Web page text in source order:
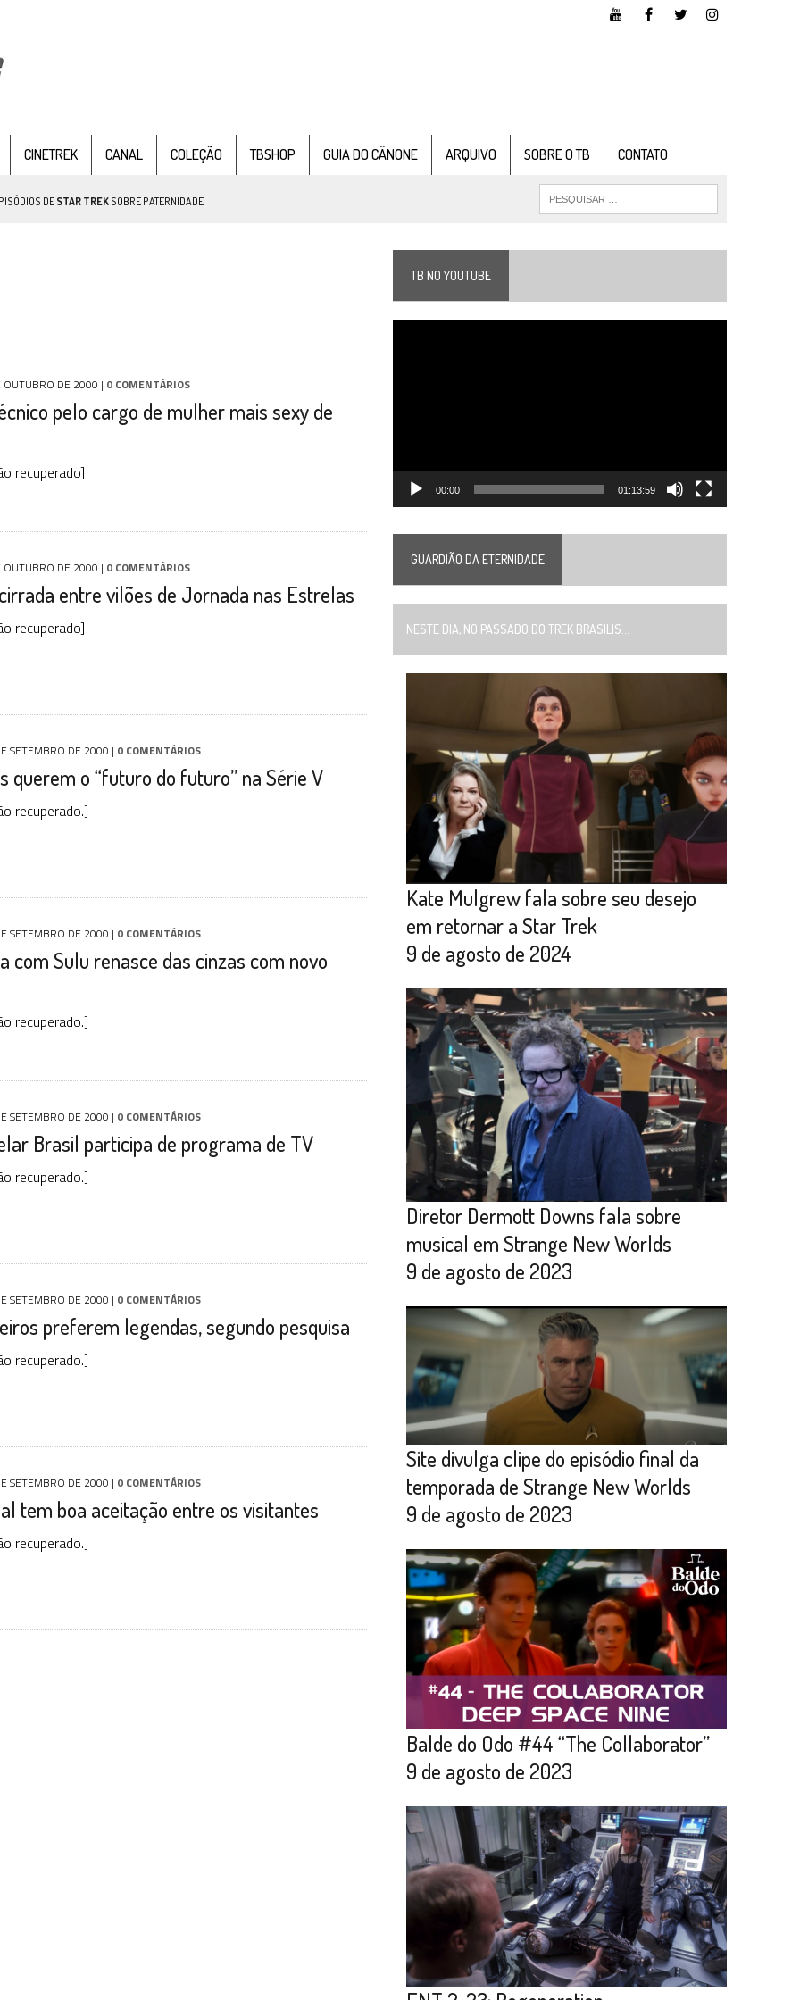
CINETREK CANAL COLEÇÃO TBSHOP GUIA DO CÂNONE ARQUIVO SOBRE O TB CONTATO
DE STAR TREK SOBRE PATERNIDADE
FILME DE FÃS AXANAR HORAS APÓS ESTREIA
– “THE GRIFFIN INCIDENT” (4×02)
NO PLANETÁRIO DO RIO
TEMPORADA DE
OUTUBRO DE 2000 | 0 COMENTÁRIOS
pelo cargo de mulher mais sexy de
recuperado]
OUTUBRO DE 2000 | 0 COMENTÁRIOS
entre vilões de Jornada nas Estrelas
recuperado]
SETEMBRO DE 2000 | 0 COMENTÁRIOS
querem o “futuro do futuro” na Série V
recuperado.]
SETEMBRO DE 2000 | 0 COMENTÁRIOS
com Sulu renasce das cinzas com novo
recuperado.]
SETEMBRO DE 2000 | 0 COMENTÁRIOS
Brasil participa de programa de TV
recuperado.]
SETEMBRO DE 2000 | 0 COMENTÁRIOS
preferem legendas, segundo pesquisa
recuperado.]
SETEMBRO DE 2000 | 0 COMENTÁRIOS
tem boa aceitação entre os visitantes
recuperado.]
TB NO YOUTUBE
00:00 01:13:59
GUARDIÃO DA ETERNIDADE
NESTE DIA, NO PASSADO DO TREK BRASILIS...
Kate Mulgrew fala sobre seu desejo
em retornar a Star Trek
9 de agosto de 2024
Diretor Dermott Downs fala sobre
musical em Strange New Worlds
9 de agosto de 2023
Site divulga clipe do episódio final da
temporada de Strange New Worlds
9 de agosto de 2023
Balde do Odo #44 “The Collaborator”
9 de agosto de 2023